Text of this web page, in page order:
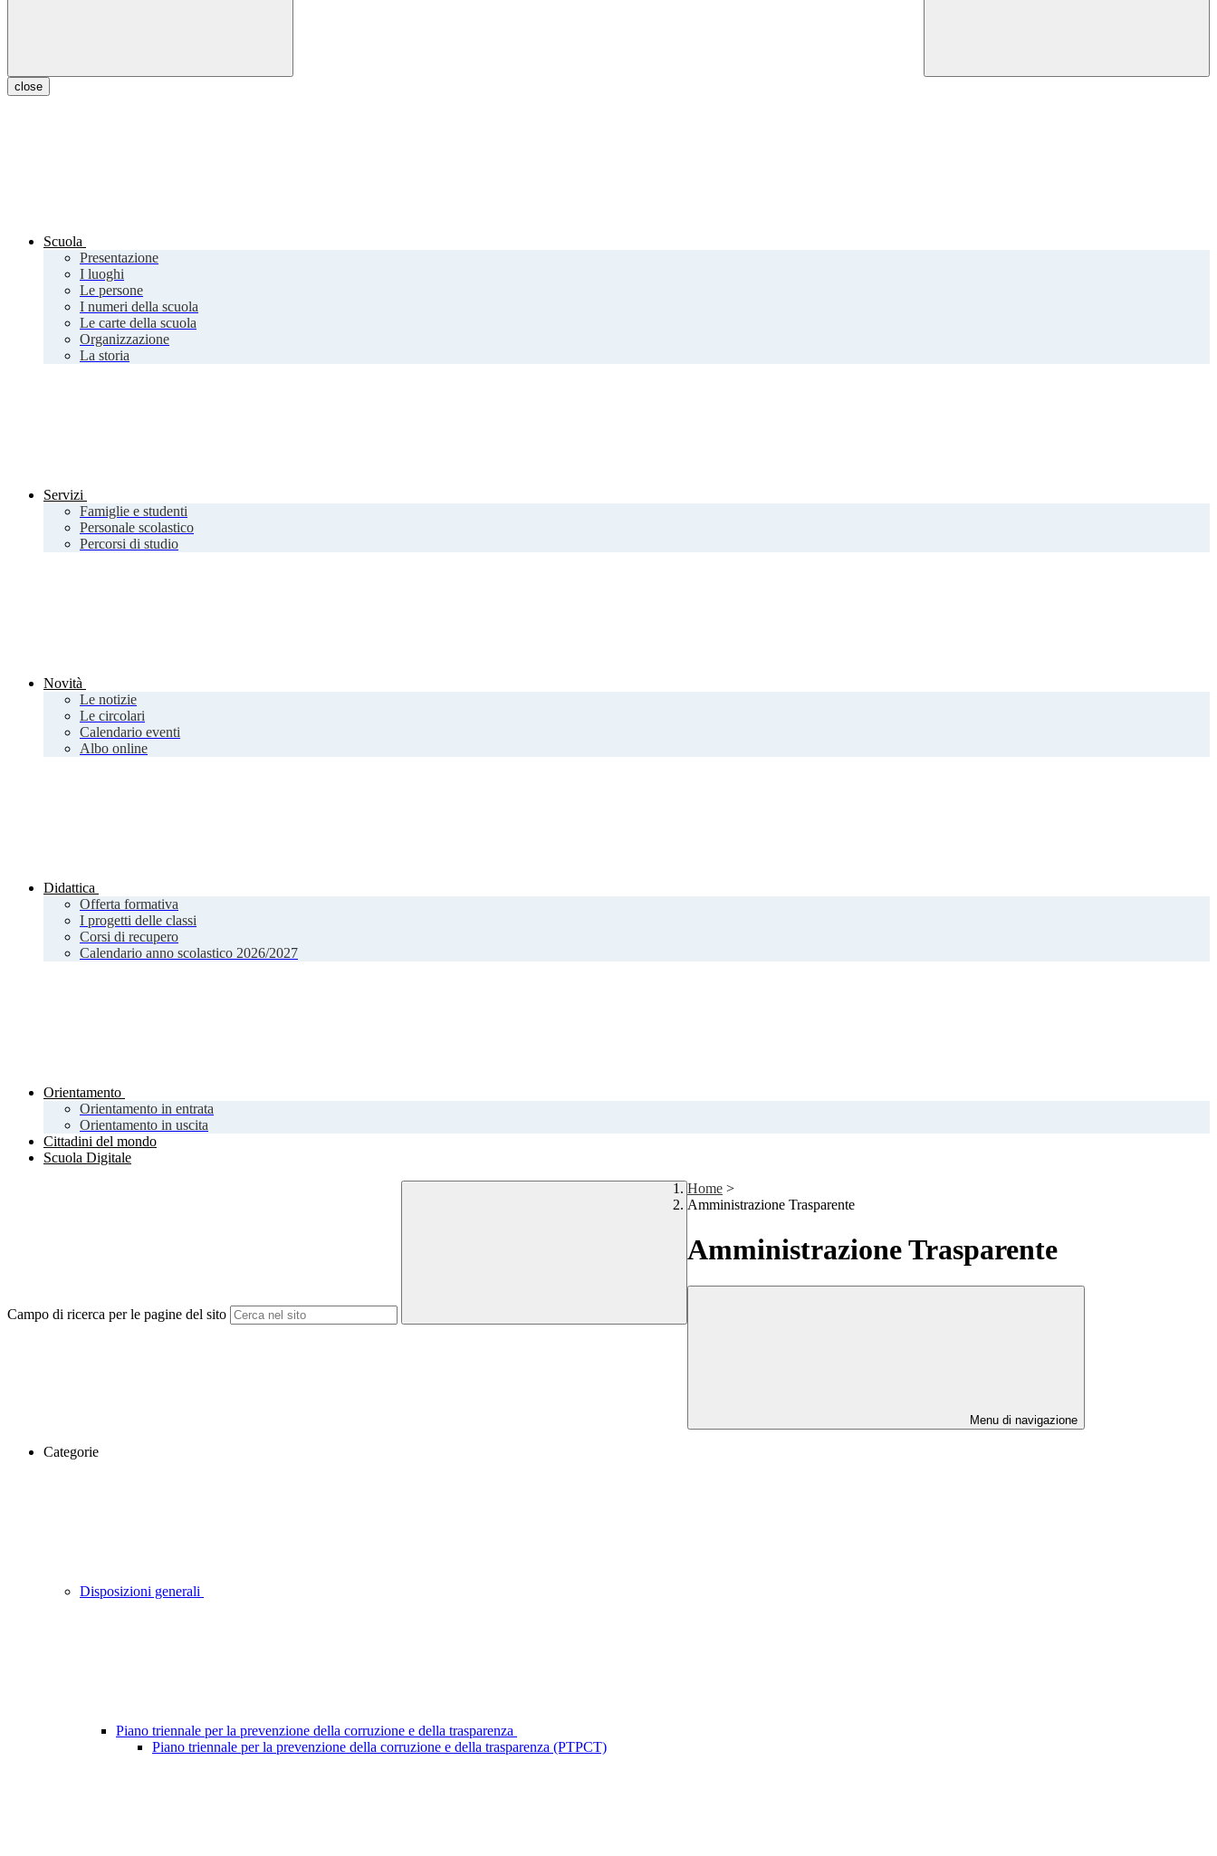
close
Scuola
Presentazione
I luoghi
Le persone
I numeri della scuola
Le carte della scuola
Organizzazione
La storia
Servizi
Famiglie e studenti
Personale scolastico
Percorsi di studio
Novità
Le notizie
Le circolari
Calendario eventi
Albo online
Didattica
Offerta formativa
I progetti delle classi
Corsi di recupero
Calendario anno scolastico 2026/2027
Orientamento
Orientamento in entrata
Orientamento in uscita
Cittadini del mondo
Scuola Digitale
Campo di ricerca per le pagine del sito
Home >
Amministrazione Trasparente
Amministrazione Trasparente
Menu di navigazione
Categorie
Disposizioni generali
Piano triennale per la prevenzione della corruzione e della trasparenza
Piano triennale per la prevenzione della corruzione e della trasparenza (PTPCT)